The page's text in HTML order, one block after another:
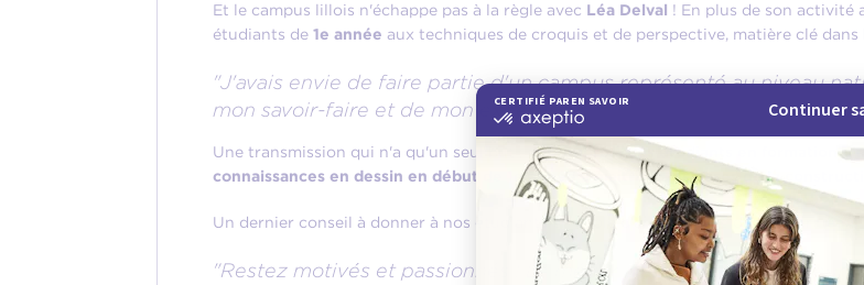
Et le campus lillois n'échappe pas à la règle avec Léa Delval ! En plus de son activité
étudiants de 1e année aux techniques de croquis et de perspective, matière clé
"J'avais envie de faire partie d'un campus représenté au niveau
mon savoir-faire et de mon expertise."
Une transmission qui n'a qu'un seul but : apprendre à des étudiants en formation
connaissances en dessin en début de 1e année à maitriser les bases de la
Un dernier conseil à donner à nos étudiants en école d'architecture d'intérieur Léa ?
"Restez motivés et passionnés ! Le métier d'architecte d'intérieur